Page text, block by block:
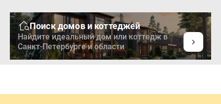
Поиск домов и коттеджей
Найдите идеальный дом или коттедж в
Санкт-Петербурге и области